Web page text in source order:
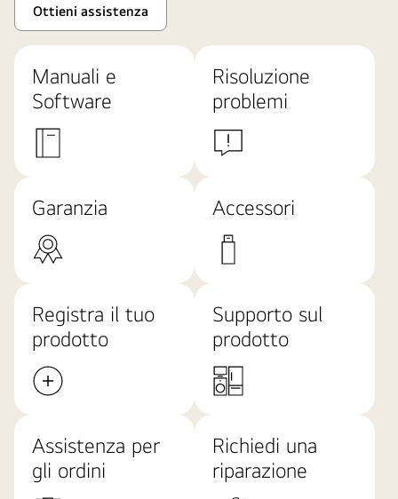
Ottieni assistenza
Manuali e
Software
Risoluzione
problemi
Garanzia Accessori
Registra il tuo
prodotto
Supporto sul
prodotto
Assistenza per
gli ordini
Richiedi una
riparazione